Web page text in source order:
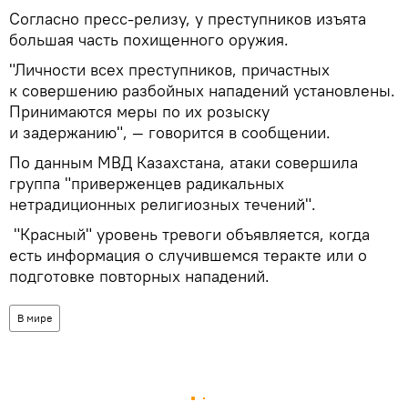
Согласно пресс-релизу, у преступников изъята
большая часть похищенного оружия.
"Личности всех преступников, причастных
к совершению разбойных нападений установлены.
Принимаются меры по их розыску
и задержанию", — говорится в сообщении.
По данным МВД Казахстана, атаки совершила
группа "приверженцев радикальных
нетрадиционных религиозных течений".
"Красный" уровень тревоги объявляется, когда
есть информация о случившемся теракте или о
подготовке повторных нападений.
В мире